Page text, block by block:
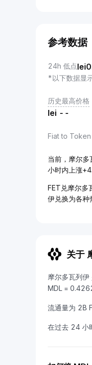
参考数据
24h 低点lei
*以下数据显
历史最高价格
lei --
Fiat to
当前，摩尔
小时内上涨
FET兑摩尔多
伊兑换为各种
关于
摩尔多瓦列
MDL =
流通量为 2B
在过去 24 小